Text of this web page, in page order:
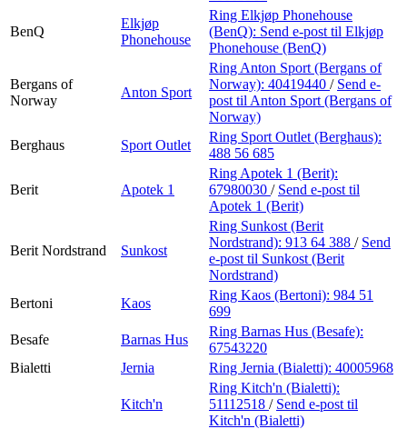
BenQ
Elkjøp
Phonehouse
Ring Elkjøp Phonehouse
(BenQ): Send e-post til Elkjøp
Phonehouse (BenQ)
Bergans of
Norway
Anton Sport
Ring Anton Sport (Bergans of
Norway): 40419440 / Send e-
post til Anton Sport (Bergans of
Norway)
Berghaus
Sport Outlet
Ring Sport Outlet (Berghaus):
488 56 685
Berit Apotek 1
Ring Apotek 1 (Berit):
67980030 / Send e-post til
Apotek 1 (Berit)
Berit Nordstrand Sunkost
Ring Sunkost (Berit
Nordstrand): 913 64 388 / Send
e-post til Sunkost (Berit
Nordstrand)
Bertoni
Kaos
Ring Kaos (Bertoni): 984 51
699
Besafe
Barnas Hus
Ring Barnas Hus (Besafe):
67543220
Bialetti
Jernia Ring Jernia (Bialetti): 40005968
Kitch'n
Ring Kitch'n (Bialetti):
51112518 / Send e-post til
Kitch'n (Bialetti)